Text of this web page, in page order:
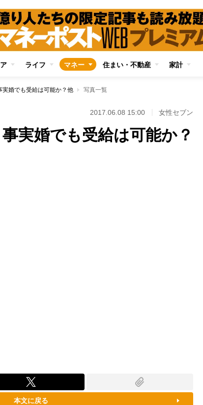
ライフ マネー 住まい・不動産 家計
実婚でも受給は可能か？他 写真一覧
2017.06.08 15:00 女性セブン
実婚でも受給は可能か？
本文に戻る